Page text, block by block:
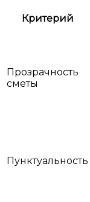
Критерий
Прозрачность
сметы
Пунктуальность